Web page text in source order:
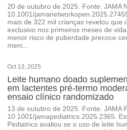
20 de outubro de 2025. Fonte: JAMA
10.1001/
mais de 322 mil crianças revelou que
exclusivo nos primeiros meses de
menor risco de puberdade precoce
meni...
Oct 13, 2025
Leite humano doado
em lactentes pré-termo
ensaio clínico randomizado
13 de outubro de 2025. Fonte: JAMA
10.1001/jamapediatrics.2025.2365.
Pediatrics avaliou se o uso de leite